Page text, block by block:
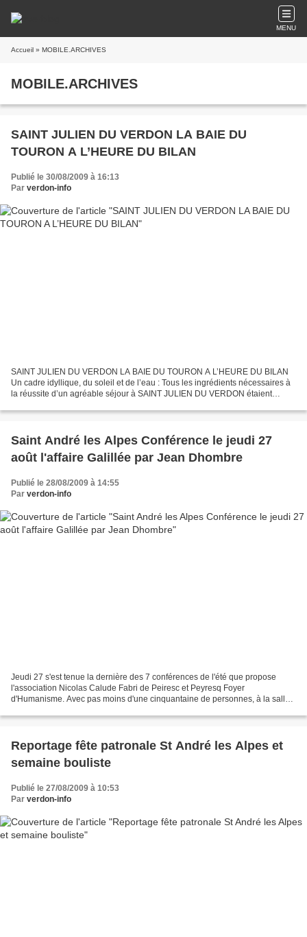
MENU
Accueil » MOBILE.ARCHIVES
MOBILE.ARCHIVES
SAINT JULIEN DU VERDON LA BAIE DU
TOURON A L’HEURE DU BILAN
Publié le 30/08/2009 à 16:13
Par verdon-info
SAINT JULIEN DU VERDON LA BAIE DU TOURON A L’HEURE DU BILAN
Un cadre idyllique, du soleil et de l’eau : Tous les ingrédients nécessaires à
la réussite d’un agréable séjour à SAINT JULIEN DU VERDON étaient
Saint André les Alpes Conférence le jeudi 27
août l'affaire Galillée par Jean Dhombre
Publié le 28/08/2009 à 14:55
Par verdon-info
Jeudi 27 s'est tenue la dernière des 7 conférences de l'été que propose
l'association Nicolas Calude Fabri de Peiresc et Peyresq Foyer
d'Humanisme. Avec pas moins d'une cinquantaine de personnes, à la salle
Reportage fête patronale St André les Alpes et
semaine bouliste
Publié le 27/08/2009 à 10:53
Par verdon-info